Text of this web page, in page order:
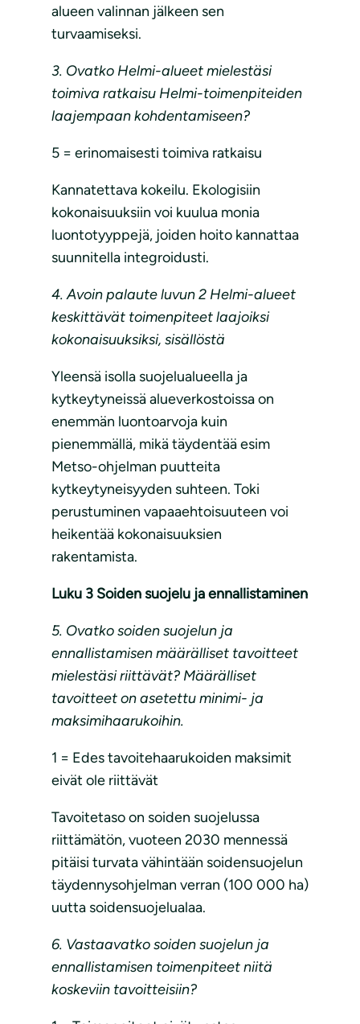
alueen valinnan jälkeen sen
turvaamiseksi.
3. Ovatko Helmi-alueet mielestäsi
toimiva ratkaisu Helmi-toimenpiteiden
laajempaan kohdentamiseen?
5 = erinomaisesti toimiva ratkaisu
Kannatettava kokeilu. Ekologisiin
kokonaisuuksiin voi kuulua monia
luontotyyppejä, joiden hoito kannattaa
suunnitella integroidusti.
4. Avoin palaute luvun 2 Helmi-alueet
keskittävät toimenpiteet laajoiksi
kokonaisuuksiksi, sisällöstä
Yleensä isolla suojelualueella ja
kytkeytyneissä alueverkostoissa on
enemmän luontoarvoja kuin
pienemmällä, mikä täydentää esim
Metso-ohjelman puutteita
kytkeytyneisyyden suhteen. Toki
perustuminen vapaaehtoisuuteen voi
heikentää kokonaisuuksien
rakentamista.
Luku 3 Soiden suojelu ja ennallistaminen
5. Ovatko soiden suojelun ja
ennallistamisen määrälliset tavoitteet
mielestäsi riittävät? Määrälliset
tavoitteet on asetettu minimi- ja
maksimihaarukoihin.
1 = Edes tavoitehaarukoiden maksimit
eivät ole riittävät
Tavoitetaso on soiden suojelussa
riittämätön, vuoteen 2030 mennessä
pitäisi turvata vähintään soidensuojelun
täydennysohjelman verran (100 000 ha)
uutta soidensuojelualaa.
6. Vastaavatko soiden suojelun ja
ennallistamisen toimenpiteet niitä
koskeviin tavoitteisiin?